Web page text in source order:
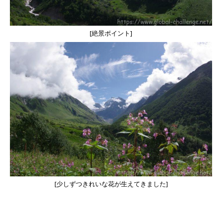
[絶景ポイント]
[少しずつきれいな花が生えてきました]